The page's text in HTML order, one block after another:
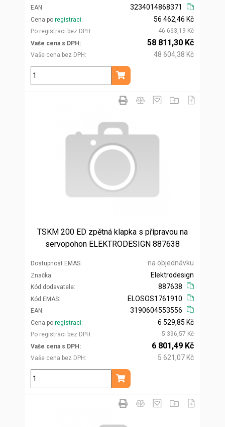
EAN
3234014868371
Cena po registraci
Po registraci bez DPH
56 462,46 Kč
46 663,19 Kč
Vaše cena s DPH
Vaše cena bez DPH
58 811,30 Kč
48 604,38 Kč
ks
Přidat do košíku
TSKM 200 ED zpětná klapka s přípravou na
servopohon ELEKTRODESIGN 887638
Dostupnost EMAS na objednávku
Značka
Kód dodavatele
Elektrodesign
887638
Kód EMAS
EAN
ELOSOS1761910
3190604553556
Cena po registraci
Po registraci bez DPH
6 529,85 Kč
5 396,57 Kč
Vaše cena s DPH
Vaše cena bez DPH
6 801,49 Kč
5 621,07 Kč
ks
Přidat do košíku